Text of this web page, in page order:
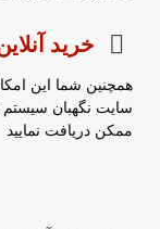
خرید
همچنین شما این
سایت نگهبان
ممکن دریافت نمایید